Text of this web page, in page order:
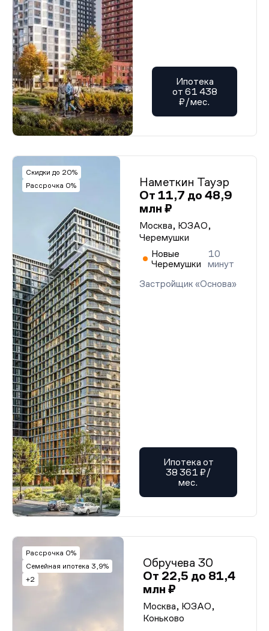
Ипотека
от 61 438
₽/мес.
Скидки до 20%
Рассрочка 0%
Наметкин Тауэр
От 11,7 до 48,9
млн ₽
Москва, ЮЗАО,
Черемушки
Новые
Черемушки
10
минут
Застройщик «Основа»
Ипотека от
38 361 ₽/
мес.
Рассрочка 0%
Семейная ипотека 3,9%
+2
Обручева 30
От 22,5 до 81,4
млн ₽
Москва, ЮЗАО,
Коньково